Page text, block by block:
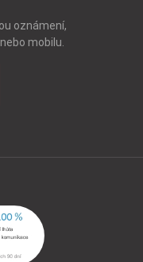
oznámení,
mobilu.